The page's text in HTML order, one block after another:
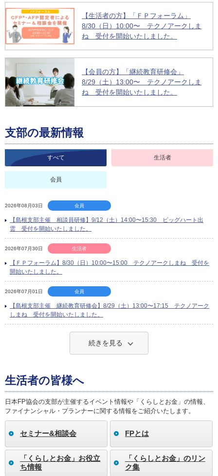
【生活者の方】「ＦＰフォーラム」
8/30（日）10:00〜 テクノアークしま
ね 受付を開始いたしました。
【会員の方】「継続教育研修会」
8/29（土）13:00〜 テクノアークしま
ね 受付を開始いたしました。
支部の最新情報
すべて 生活者
会員
2026年08月03日 会員
【島根支部主催 相談員研修】9/12（土）14:00〜15:30 ビッグハート出
雲 受付を開始いたしました。
2026年07月30日 生活者
【ＦＰフォーラム】8/30（日）10:00〜15:00 テクノアークしまね 受付を
開始いたしました。
2026年07月01日 会員
【島根支部主催 継続教育研修会】8/29（土）13:00〜17:15 テクノアーク
しまね 受付を開始いたしました。
続きを見る
生活者の皆様へ
日本FP協会の支部が主催するイベント情報や「くらしとお金」の情報、
ファイナンシャル・プランナーに関する情報をご紹介いたします。
セミナー&相談会 FPとは
「くらしとお金」お役立
ち情報
「くらしとお金」のリン
ク集